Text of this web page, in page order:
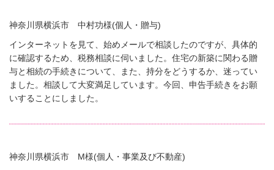
神奈川県横浜市 中村功様(個人・贈与)
インターネットを見て、始めメールで相談したのですが、具体的
に確認するため、税務相談に伺いました。住宅の新築に関わる贈
与と相続の手続きについて、また、持分をどうするか、迷ってい
ました。相談して大変満足しています。今回、申告手続きをお願
いすることにしました。
神奈川県横浜市 M様(個人・事業及び不動産)